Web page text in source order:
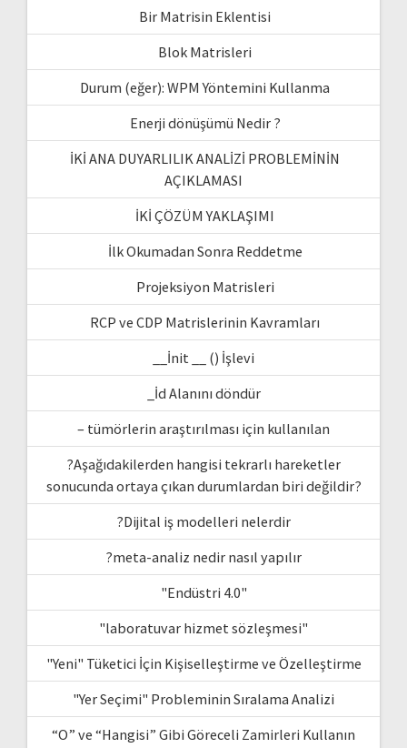
Bir Matrisin Eklentisi
Blok Matrisleri
Durum (eğer): WPM Yöntemini Kullanma
Enerji dönüşümü Nedir ?
İKİ ANA DUYARLILIK ANALİZİ PROBLEMİNİN
AÇIKLAMASI
İKİ ÇÖZÜM YAKLAŞIMI
İlk Okumadan Sonra Reddetme
Projeksiyon Matrisleri
RCP ve CDP Matrislerinin Kavramları
__İnit __ () İşlevi
_İd Alanını döndür
– tümörlerin araştırılması için kullanılan
?Aşağıdakilerden hangisi tekrarlı hareketler
sonucunda ortaya çıkan durumlardan biri değildir?
?Dijital iş modelleri nelerdir
?meta-analiz nedir nasıl yapılır
"Endüstri 4.0"
"laboratuvar hizmet sözleşmesi"
"Yeni" Tüketici İçin Kişiselleştirme ve Özelleştirme
"Yer Seçimi" Probleminin Sıralama Analizi
“O” ve “Hangisi” Gibi Göreceli Zamirleri Kullanın